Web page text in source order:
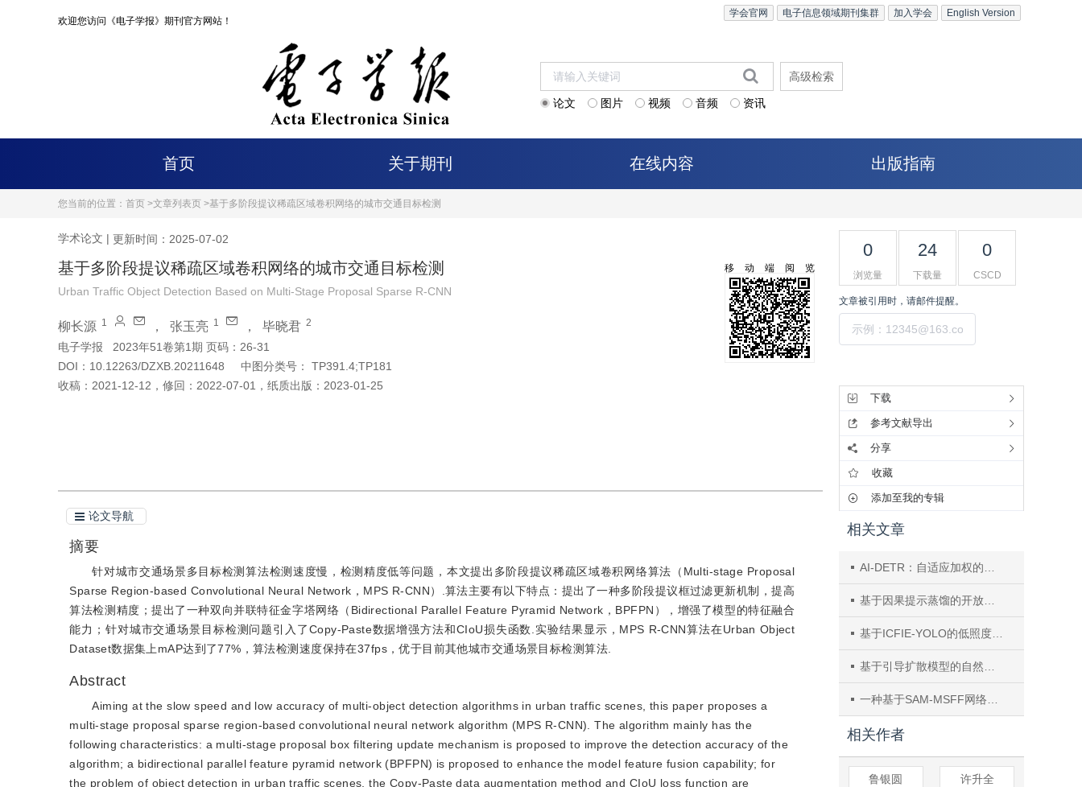
欢迎您访问《电子学报》期刊官方网站！
English Version
加入学会
电子信息领域期刊集群
学会官网
论文 图片 视频 音频 资讯
高级检索
首页 关于期刊 在线内容 出版指南
您当前的位置： 首页 >文章列表页 >基于多阶段提议稀疏区域卷积网络的城市交通目标检测
学术论文 | 更新时间：2025-07-02
基于多阶段提议稀疏区域卷积网络的城市交通目标检测
Urban Traffic Object Detection Based on Multi-Stage Proposal Sparse R-CNN
柳长源 1 ， 张玉亮 1 ， 毕晓君 2
电子学报
2023年51卷第1期 页码：26-31
DOI： 10.12263/DZXB.20211648 中图分类号：
TP391.4;TP181
收稿： 2021-12-12 ， 修回： 2022-07-01 ， 纸质出版： 2023-01-25
移动端阅览
论文导航
摘要
针对城市交通场景多目标检测算法检测速度慢，检测精度低等问题，本文提出多阶段提议稀疏区域卷积网络算法（Multi-stage Proposal
Sparse Region-based Convolutional Neural Network，MPS R-CNN）.算法主要有以下特点：提出了一种多阶段提议框过滤更新机制，提高
算法检测精度；提出了一种双向并联特征金字塔网络（Bidirectional Parallel Feature Pyramid Network，BPFPN），增强了模型的特征融合
能力；针对城市交通场景目标检测问题引入了Copy-Paste数据增强方法和CIoU损失函数.实验结果显示，MPS R-CNN算法在Urban Object
Dataset数据集上mAP达到了77%，算法检测速度保持在37fps，优于目前其他城市交通场景目标检测算法.
Abstract
Aiming at the slow speed and low accuracy of multi-object detection algorithms in urban traffic scenes, this paper proposes a
multi-stage proposal sparse region-based convolutional neural network algorithm (MPS R-CNN). The algorithm mainly has the
following characteristics: a multi-stage proposal box filtering update mechanism is proposed to improve the detection accuracy of the
algorithm; a bidirectional parallel feature pyramid network (BPFPN) is proposed to enhance the model feature fusion capability; for
the problem of object detection in urban traffic scenes, the Copy-Paste data augmentation method and CIoU loss function are
0
浏览量
24
下载量
0
CSCD
文章被引用时，请邮件提醒。
下载
参考文献导出
分享
收藏
添加至我的专辑
相关文章
AI-DETR：自适应加权的可解释目标检测方法
基于因果提示蒸馏的开放世界目标检测
基于ICFIE-YOLO的低照度图像目标检测方法
基于引导扩散模型的自然对抗补丁生成方法
一种基于SAM-MSFF网络的低照度目标检测方法
相关作者
鲁银圆 许升全